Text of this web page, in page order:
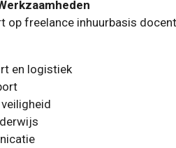
op freelance inhuurbasis
en logistiek